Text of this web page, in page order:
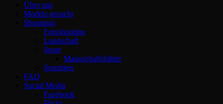
Über uns
Models gesucht
Shootings
Fotoshooting
Landschaft
Sport
Mannschaftsbilder
Sonstiges
FAQ
Social Media
Facebook